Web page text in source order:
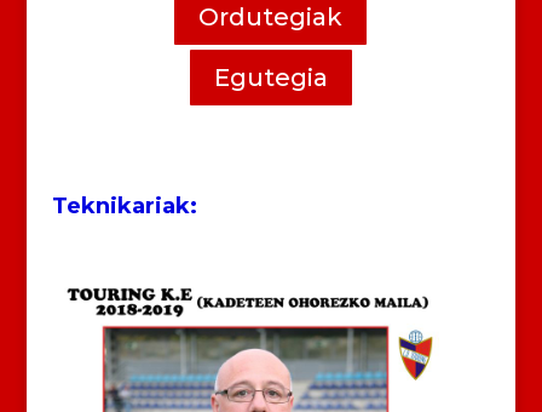
Ordutegiak
Egutegia
Teknikariak: